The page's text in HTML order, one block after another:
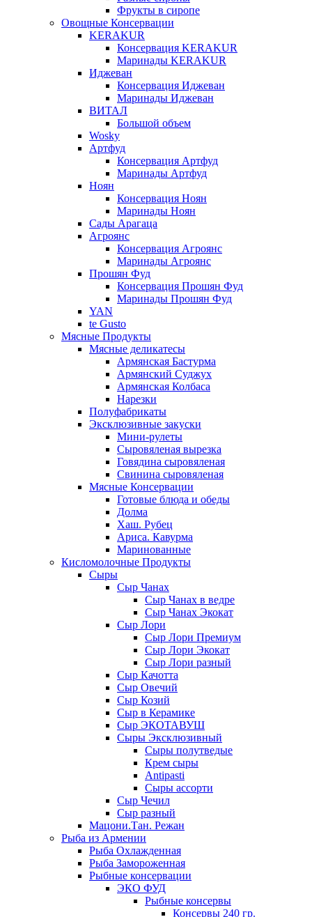
Фрукты в сиропе
Овощные Консервации
KERAKUR
Консервация KERAKUR
Маринады KERAKUR
Иджеван
Консервация Иджеван
Маринады Иджеван
ВИТАЛ
Большой объем
Wosky
Артфуд
Консервация Артфуд
Маринады Артфуд
Ноян
Консервация Ноян
Маринады Ноян
Сады Арагаца
Агроянс
Консервация Агроянс
Маринады Агроянс
Прошян Фуд
Консервация Прошян Фуд
Маринады Прошян Фуд
YAN
te Gusto
Мясные Продукты
Мясные деликатесы
Армянская Бастурма
Армянский Суджух
Армянская Колбаса
Нарезки
Полуфабрикаты
Эксклюзивные закуски
Мини-рулеты
Сыровяленая вырезка
Говядина сыровяленая
Свинина сыровяленая
Мясные Консервации
Готовые блюда и обеды
Долма
Хаш. Рубец
Ариса. Кавурма
Маринованные
Кисломолочные Продукты
Сыры
Сыр Чанах
Сыр Чанах в ведре
Сыр Чанах Экокат
Сыр Лори
Сыр Лори Премиум
Сыр Лори Экокат
Сыр Лори разный
Сыр Качотта
Сыр Овечий
Сыр Козий
Сыр в Керамике
Сыр ЭКОТАВУШ
Сыры Эксклюзивный
Сыры полутведые
Крем сыры
Antipasti
Сыры ассорти
Сыр Чечил
Сыр разный
Мацони.Тан. Режан
Рыба из Армении
Рыба Охлажденная
Рыба Замороженная
Рыбные консервации
ЭКО ФУД
Рыбные консервы
Консервы 240 гр.